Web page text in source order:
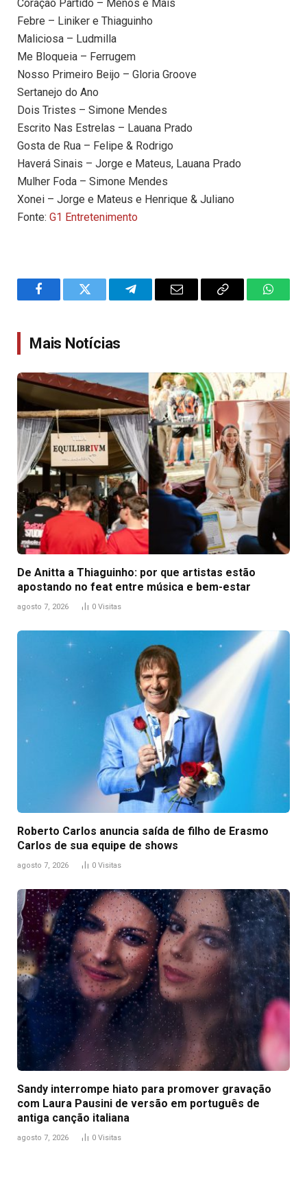
Coração Partido – Menos é Mais
Febre – Liniker e Thiaguinho
Maliciosa – Ludmilla
Me Bloqueia – Ferrugem
Nosso Primeiro Beijo – Gloria Groove
Sertanejo do Ano
Dois Tristes – Simone Mendes
Escrito Nas Estrelas – Lauana Prado
Gosta de Rua – Felipe & Rodrigo
Haverá Sinais – Jorge e Mateus, Lauana Prado
Mulher Foda – Simone Mendes
Xonei – Jorge e Mateus e Henrique & Juliano
Fonte: G1 Entretenimento
FacebookTwitter TelegramEmail
Copy
Mais Notícias
De Anitta a Thiaguinho: por que artistas estão
apostando no feat entre música e bem-estar
agosto 7, 2026 0 Visitas
Roberto Carlos anuncia saída de filho de Erasmo
Carlos de sua equipe de shows
agosto 7, 2026 0 Visitas
Sandy interrompe hiato para promover gravação
com Laura Pausini de versão em português de
antiga canção italiana
agosto 7, 2026 0 Visitas